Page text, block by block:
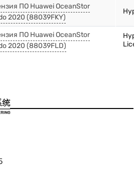
ПО Huawei OceanStor
2020 (88039FKY)
ПО Huawei OceanStor
2020 (88039FLD)